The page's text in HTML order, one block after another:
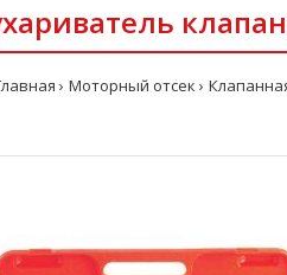
Моторный отсек